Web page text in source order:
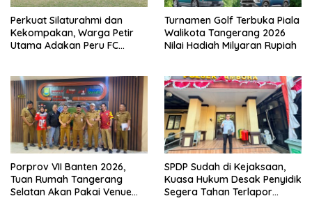
Perkuat Silaturahmi dan
Kekompakan, Warga Petir
Utama Adakan Peru FC
Turnamen Golf Terbuka Piala
Walikota Tangerang 2026
Nilai Hadiah Milyaran Rupiah
Porprov VII Banten 2026,
Tuan Rumah Tangerang
Selatan Akan Pakai Venue
SPDP Sudah di Kejaksaan,
Kuasa Hukum Desak Penyidik
Segera Tahan Terlapor